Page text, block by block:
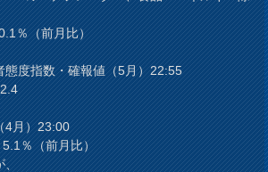
％（前月比）
度指数・確報値（5月）22:55
4月）23:00
％（前月比）
、